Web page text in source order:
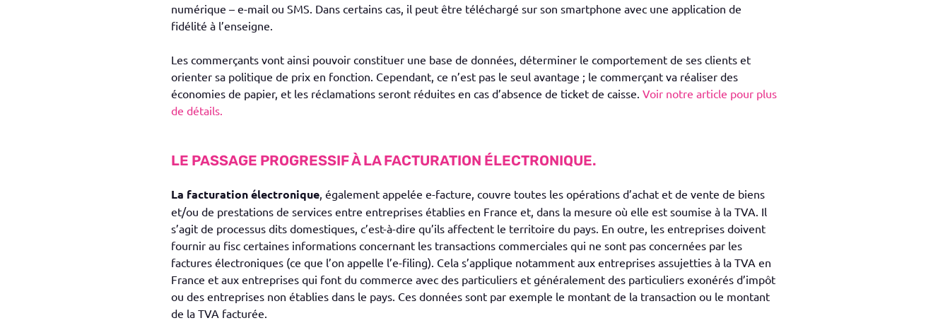
numérique – e-mail ou SMS. Dans certains cas, il peut être téléchargé sur son smartphone avec une application de
fidélité à l’enseigne.
Les commerçants vont ainsi pouvoir constituer une base de données, déterminer le comportement de ses clients et
orienter sa politique de prix en fonction. Cependant, ce n’est pas le seul avantage ; le commerçant va réaliser des
économies de papier, et les réclamations seront réduites en cas d’absence de ticket de caisse. Voir notre article pour plus
de détails.
LE PASSAGE PROGRESSIF À LA FACTURATION ÉLECTRONIQUE.
La facturation électronique , également appelée e-facture, couvre toutes les opérations d’achat et de vente de biens
et/ou de prestations de services entre entreprises établies en France et, dans la mesure où elle est soumise à la TVA. Il
s’agit de processus dits domestiques, c’est-à-dire qu’ils affectent le territoire du pays. En outre, les entreprises doivent
fournir au fisc certaines informations concernant les transactions commerciales qui ne sont pas concernées par les
factures électroniques (ce que l’on appelle l’e-filing). Cela s’applique notamment aux entreprises assujetties à la TVA en
France et aux entreprises qui font du commerce avec des particuliers et généralement des particuliers exonérés d’impôt
ou des entreprises non établies dans le pays. Ces données sont par exemple le montant de la transaction ou le montant
de la TVA facturée.